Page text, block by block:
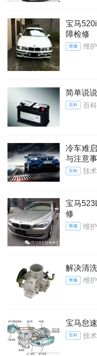
宝马
障检修
维修 维
简单说
百科 百
冷车难
与注意
百科 技
宝马
修
维修 维
解决清
维修 维
宝马怠
百科 技